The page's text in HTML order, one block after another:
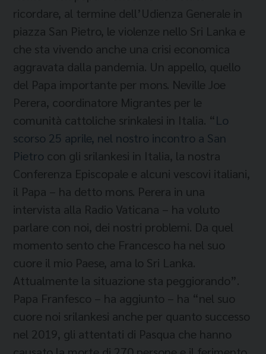
ricordare, al termine dell’Udienza Generale in
piazza San Pietro, le violenze nello Sri Lanka e
che sta vivendo anche una crisi economica
aggravata dalla pandemia. Un appello, quello
del Papa importante per mons. Neville Joe
Perera, coordinatore Migrantes per le
comunità cattoliche srinkalesi in Italia. “Lo
scorso 25 aprile, nel nostro incontro a San
Pietro con gli srilankesi in Italia, la nostra
Conferenza Episcopale e alcuni vescovi italiani,
il Papa – ha detto mons. Perera in una
intervista alla Radio Vaticana – ha voluto
parlare con noi, dei nostri problemi. Da quel
momento sento che Francesco ha nel suo
cuore il mio Paese, ama lo Sri Lanka.
Attualmente la situazione sta peggiorando”.
Papa Franfesco – ha aggiunto – ha “nel suo
cuore noi srilankesi anche per quanto successo
nel 2019, gli attentati di Pasqua che hanno